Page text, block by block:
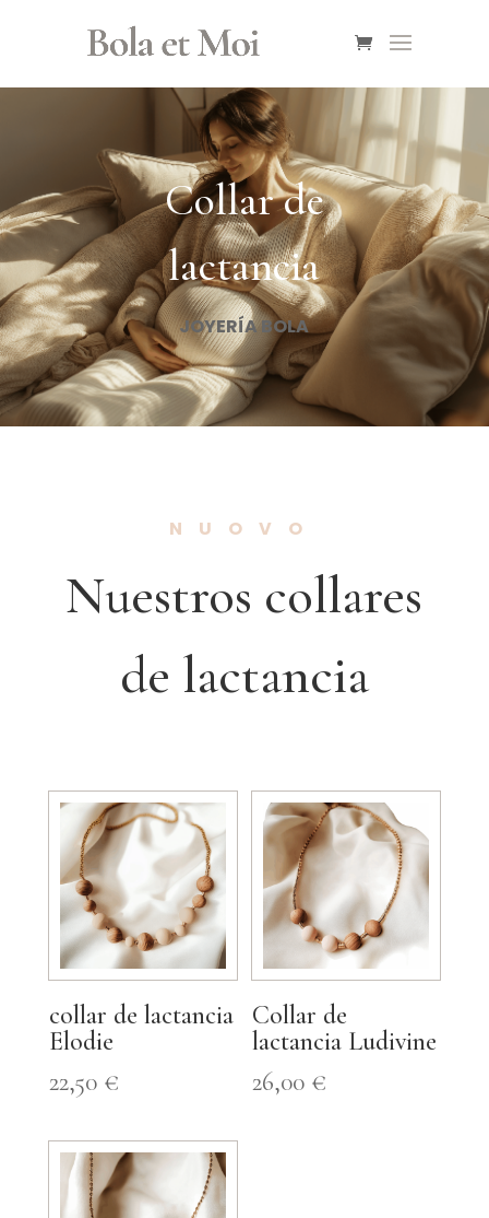
Collar de
lactancia
JOYERÍA BOLA
NUOVO
Nuestros collares
de lactancia
collar de lactancia
Elodie
22,50 €
Collar de
lactancia Ludivine
26,00 €